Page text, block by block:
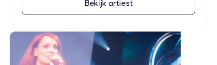
Bekijk artiest